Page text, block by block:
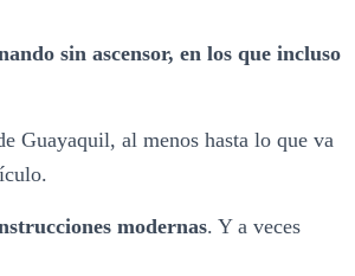
sin ascensor, en los que incluso
Guayaquil, al menos hasta lo que va
modernas. Y a veces